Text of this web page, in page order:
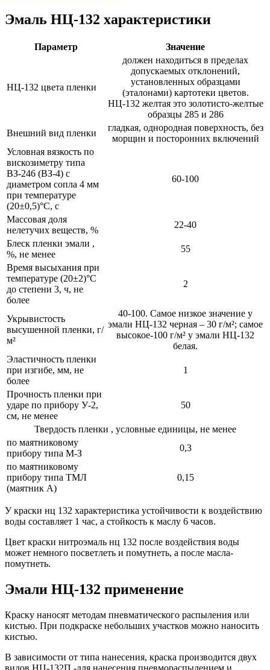
Эмаль НЦ-132 характеристики
Параметр Значение
НЦ-132 цвета пленки
должен находиться в пределах
допускаемых отклонений,
установленных образцами
(эталонами) картотеки цветов.
НЦ-132 желтая это золотисто-желтые
образцы 285 и 286
Внешний вид пленки
гладкая, однородная поверхность, без
морщин и посторонних включений
Условная вязкость по
вискозиметру типа
ВЗ-246 (ВЗ-4) с
диаметром сопла 4 мм
при температуре
(20±0,5)°С, с
60-100
Массовая доля
нелетучих веществ, %
22-40
Блеск пленки эмали ,
%, не менее
55
Время высыхания при
температуре (20±2)°С
до степени 3, ч, не
более
2
Укрывистость
высушенной пленки, г/
м²
40-100. Самое низкое значение у
эмали НЦ-132 черная – 30 г/м²; самое
высокое-100 г/м² у эмали НЦ-132
белая.
Эластичность пленки
при изгибе, мм, не
более
1
Прочность пленки при
ударе по прибору У-2,
см, не менее
50
Твердость пленки , условные единицы, не менее
по маятниковому
прибору типа М-З
0,3
по маятниковому
прибору типа ТМЛ
(маятник А)
0,15
У краски нц 132 характеристика устойчивости к воздействию
воды составляет 1 час, а стойкость к маслу 6 часов.
Цвет краски нитроэмаль нц 132 после воздействия воды
может немного посветлеть и помутнеть, а после масла-
помутнеть.
Эмали НЦ-132 применение
Краску наносят методам пневматического распыления или
кистью. При подкраске небольших участков можно наносить
кистью.
В зависимости от типа нанесения, краска производится двух